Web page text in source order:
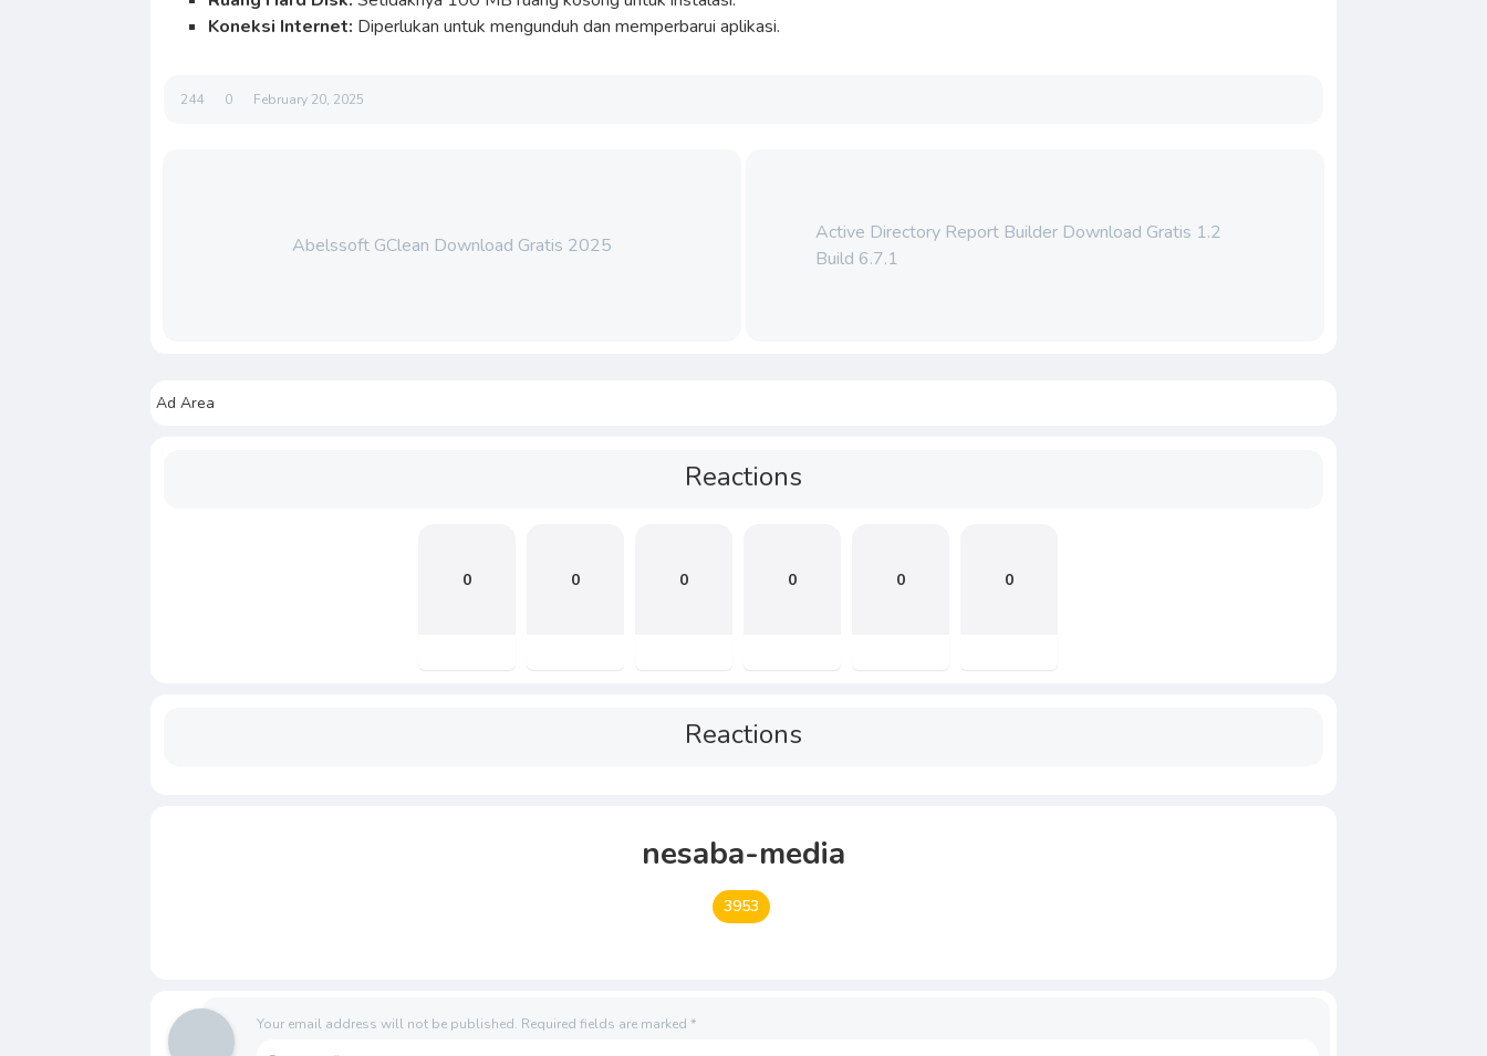
Koneksi Internet: Diperlukan untuk mengunduh dan memperbarui aplikasi.
244 0 February 20, 2025
Abelssoft GClean Download Gratis 2025
Active Directory Report Builder Download Gratis 1.2
Build 6.7.1
Ad Area
Reactions
0 0 0 0 0 0
Reactions
nesaba-media
3953
Your email address will not be published. Required fields are marked*